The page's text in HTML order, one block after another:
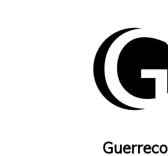
Guerreco